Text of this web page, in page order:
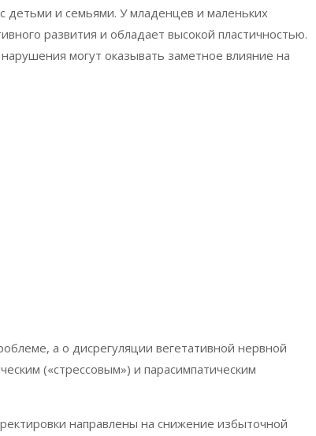
детьми и семьями. У младенцев и маленьких
развития и обладает высокой пластичностью.
могут оказывать заметное влияние на
а о дисрегуляции вегетативной нервной
(«стрессовым») и парасимпатическим
направлены на снижение избыточной